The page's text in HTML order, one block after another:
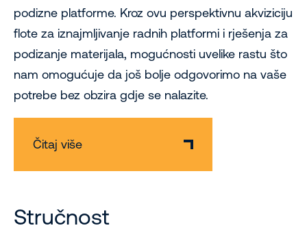
podizne platforme. Kroz ovu perspektivnu akviziciju
flote za iznajmljivanje radnih platformi i rješenja za
podizanje materijala, mogućnosti uvelike rastu što
nam omogućuje da još bolje odgovorimo na vaše
potrebe bez obzira gdje se nalazite.
Čitaj više
Stručnost